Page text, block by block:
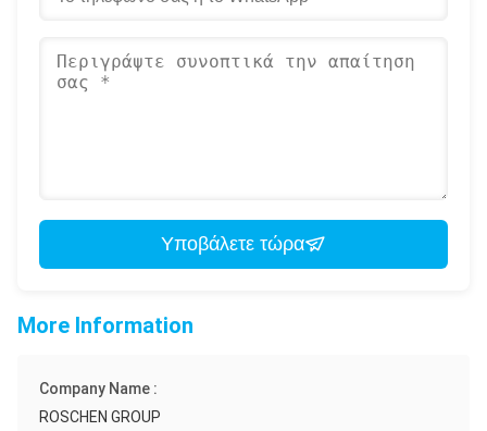
Υποβάλετε τώρα
More Information
Company Name :
ROSCHEN GROUP